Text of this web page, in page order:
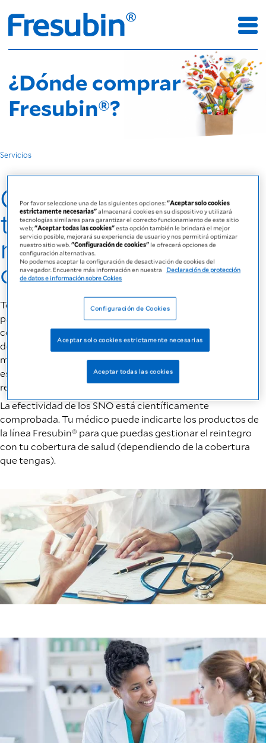
¿Dónde comprar
Fresubin®?
Servicios
Consultá siempre a
tu médico y/o
nutricionista de
cabecera
Todos los productos de la linea Fresubin® son alimentos
para propósitos médicos específicos, se utilizan como
complemento en el manejo nutricional de los pacientes
desnutridos ó en riesgo de estarlo. Consultá siempre a tu
médico y/o nutricionista de cabecera para evaluar tu
estado nutricional y saber si tu alimentación cubre tus
requerimientos nutricionales.
La efectividad de los SNO está científicamente
comprobada. Tu médico puede indicarte los productos de
la línea Fresubin® para que puedas gestionar el reintegro
con tu cobertura de salud (dependiendo de la cobertura
que tengas).
Por favor seleccione una de las siguientes opciones:"Aceptar solo cookies
estrictamente necesarias"almacenará cookies en su dispositivo y utilizará
tecnologías similares para garantizar el correcto funcionamiento de este sitio
web;"Aceptar todas las cookies"esta opción también le brindará el mejor
servicio posible, mejorará su experiencia de usuario y nos permitirá optimizar
nuestro sitio web."Configuración de cookies" le ofrecerá opciones de
configuración alternativas.
No podemos aceptar la configuración de desactivación de cookies del
navegador. Encuentre más información en nuestra
Declaración de protección
de datos e información sobre Cokies
Configuración de Cookies
Aceptar solo cookies estrictamente necesarias
Aceptar todas las cookies